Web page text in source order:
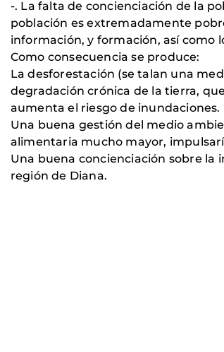
-. La falta de concienciación de la
población es extremadamente
información, y formación, así como
Como consecuencia se produce:
La desforestación (se talan una
degradación crónica de la tierra,
aumenta el riesgo de inundaciones.
Una buena gestión del medio
alimentaria mucho mayor,
Una buena concienciación sobre
región de Diana.